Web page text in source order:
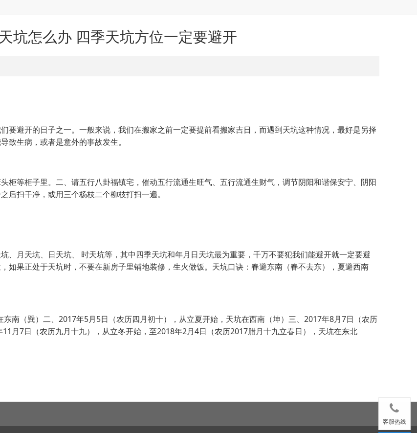
坑怎么办 四季天坑方位一定要避开
要避开的日子之一。一般来说，我们在搬家之前一定要提前看搬家吉日，而遇到天坑这种情况，最好是另择
致生病，或者是意外的事故发生。
柜等柜子里。二、请五行八卦福镇宅，催动五行流通生旺气、五行流通生财气，调节阴阳和谐保安宁、阴阳
后扫干净，或用三个杨枝二个柳枝打扫一遍。
、月天坑、日天坑、 时天坑等，其中四季天坑和年月日天坑最为重要，千万不要犯我们能避开就一定要避
如果正处于天坑时，不要在新房子里铺地装修，生火做饭。天坑口诀：春避东南（春不去东），夏避西南
南（巽）二、2017年5月5日（农历四月初十），从立夏开始，天坑在西南（坤）三、2017年8月7日（农历
月7日（农历九月十九），从立冬开始，至2018年2月4日（农历2017腊月十九立春日），天坑在东北
客服热线